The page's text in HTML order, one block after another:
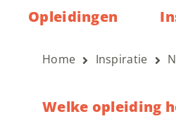
Opleidingen
Home Inspiratie
Welke opleiding